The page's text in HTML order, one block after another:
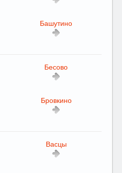
Башутино
Бесово
Бровкино
Васцы